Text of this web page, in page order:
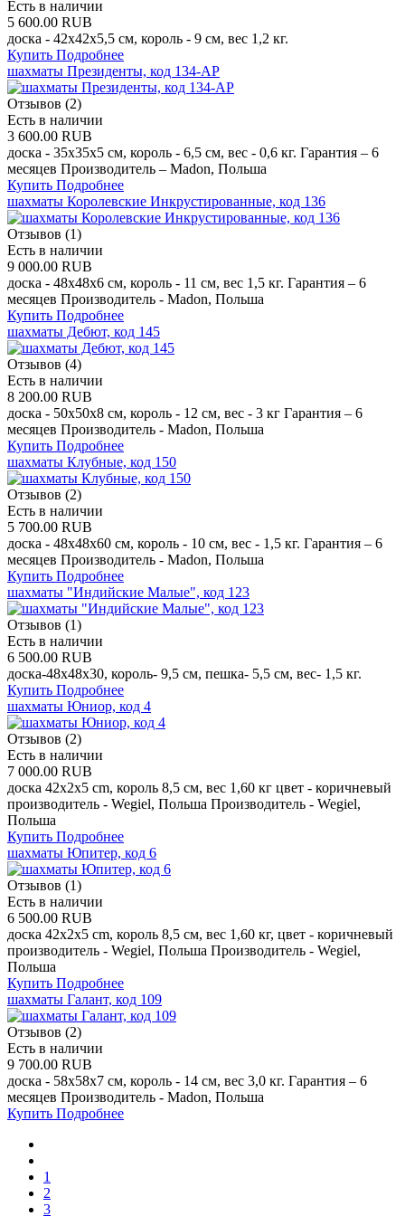
Есть в наличии
5 600.00 RUB
доска - 42x42x5,5 см, король - 9 см, вес 1,2 кг.
Купить Подробнее
шахматы Президенты, код 134-AP
Отзывов (2)
Есть в наличии
3 600.00 RUB
доска - 35х35х5 см, король - 6,5 см, вес - 0,6 кг. Гарантия – 6
месяцев Производитель – Madon, Польша
Купить Подробнее
шахматы Королевские Инкрустированные, код 136
Отзывов (1)
Есть в наличии
9 000.00 RUB
доска - 48х48х6 см, король - 11 см, вес 1,5 кг. Гарантия – 6
месяцев Производитель - Madon, Польша
Купить Подробнее
шахматы Дебют, код 145
Отзывов (4)
Есть в наличии
8 200.00 RUB
доска - 50х50х8 см, король - 12 см, вес - 3 кг Гарантия – 6
месяцев Производитель - Madon, Польша
Купить Подробнее
шахматы Клубные, код 150
Отзывов (2)
Есть в наличии
5 700.00 RUB
доска - 48х48х60 см, король - 10 см, вес - 1,5 кг. Гарантия – 6
месяцев Производитель - Madon, Польша
Купить Подробнее
шахматы "Индийские Малые", код 123
Отзывов (1)
Есть в наличии
6 500.00 RUB
доска-48х48х30, король- 9,5 см, пешка- 5,5 см, вес- 1,5 кг.
Купить Подробнее
шахматы Юниор, код 4
Отзывов (2)
Есть в наличии
7 000.00 RUB
доска 42x2x5 cm, король 8,5 см, вес 1,60 кг цвет - коричневый
производитель - Wegiel, Польша Производитель - Wegiel,
Польша
Купить Подробнее
шахматы Юпитер, код 6
Отзывов (1)
Есть в наличии
6 500.00 RUB
доска 42x2x5 cm, король 8,5 см, вес 1,60 кг, цвет - коричневый
производитель - Wegiel, Польша Производитель - Wegiel,
Польша
Купить Подробнее
шахматы Галант, код 109
Отзывов (2)
Есть в наличии
9 700.00 RUB
доска - 58x58x7 см, король - 14 см, вес 3,0 кг. Гарантия – 6
месяцев Производитель - Madon, Польша
Купить Подробнее
1
2
3